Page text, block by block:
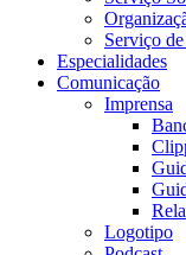
Serviço
Especialidades
Comunicação
Imprensa
Logotipo